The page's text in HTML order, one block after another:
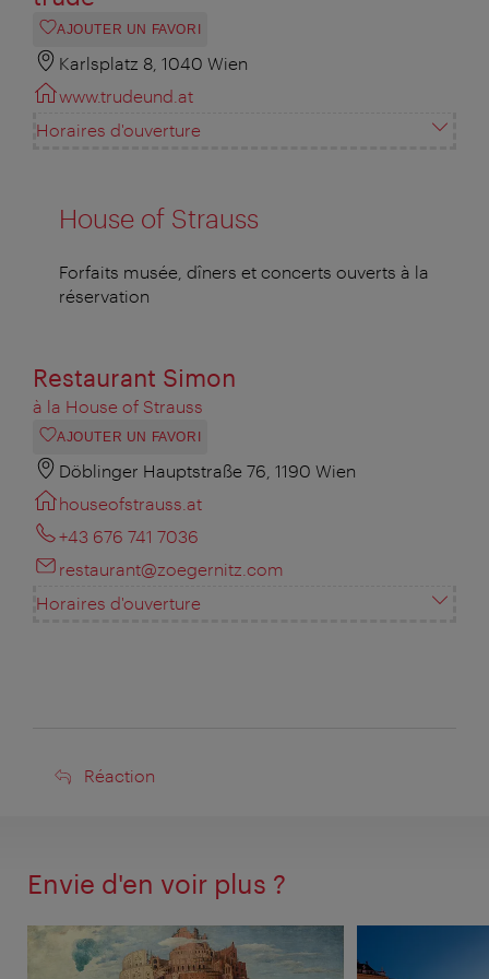
AJOUTER UN FAVORI
Karlsplatz 8, 1040 Wien
www.trudeund.at
Horaires d'ouverture
House of Strauss
Forfaits musée, dîners et concerts ouverts à la
réservation
Restaurant Simon
à la House of Strauss
AJOUTER UN FAVORI
Döblinger Hauptstraße 76, 1190 Wien
houseofstrauss.at
+43 676 741 7036
restaurant@zoegernitz.com
Horaires d'ouverture
Réaction
Réaction
Envie d'en voir plus ?